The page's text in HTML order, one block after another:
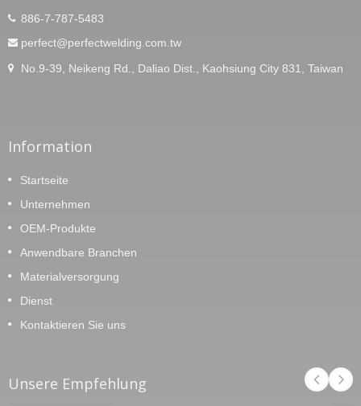
886-7-787-5483
perfect@perfectwelding.com.tw
No.9-39, Neikeng Rd., Daliao Dist., Kaohsiung City 831, Taiwan
Information
Startseite
Unternehmen
OEM-Produkte
Anwendbare Branchen
Materialversorgung
Dienst
Kontaktieren Sie uns
Unsere Empfehlung